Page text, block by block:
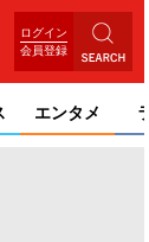
ログイン
会員登録
エンタメ